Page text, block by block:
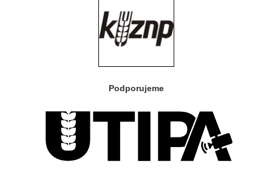
Podporujeme